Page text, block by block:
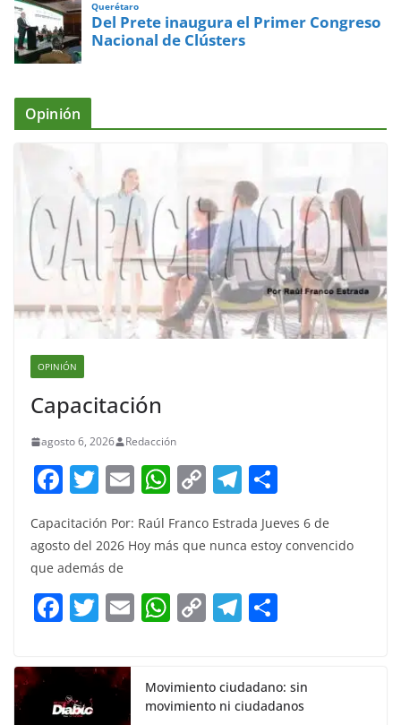
Querétaro
Del Prete inaugura el Primer Congreso
Nacional de Clústers
Opinión
OPINIÓN
Capacitación
agosto 6, 2026 Redacción
F
a
c
e
b
o
k
T
itt
er
E
m
ai
W
at
A
p
C
p
Li
n
T
el
e
a
m
ar
e
Capacitación Por: Raúl Franco Estrada Jueves 6 de
agosto del 2026 Hoy más que nunca estoy convencido
que además de
F
c
e
T
itt
er
E W
s
C
y
T
gr e
Movimiento ciudadano: sin
movimiento ni ciudadanos